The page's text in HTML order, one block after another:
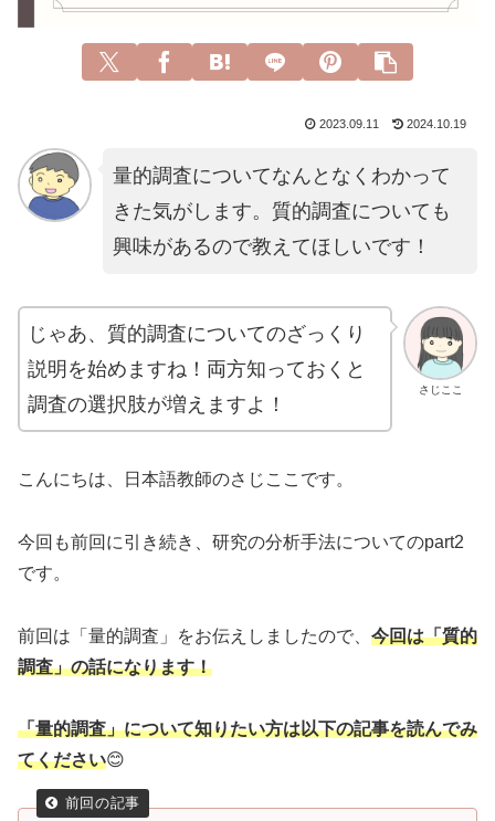
2023.09.11 2024.10.19
量的調査についてなんとなくわかって
きた気がします。質的調査についても
興味があるので教えてほしいです！
さじここ
じゃあ、質的調査についてのざっくり
説明を始めますね！両方知っておくと
調査の選択肢が増えますよ！
こんにちは、日本語教師のさじここです。
今回も前回に引き続き、研究の分析手法についてのpart2
です。
前回は「量的調査」をお伝えしましたので、 今回は「質的
調査」の話になります！
「量的調査」について知りたい方は以下の記事を読んでみ
てください😊